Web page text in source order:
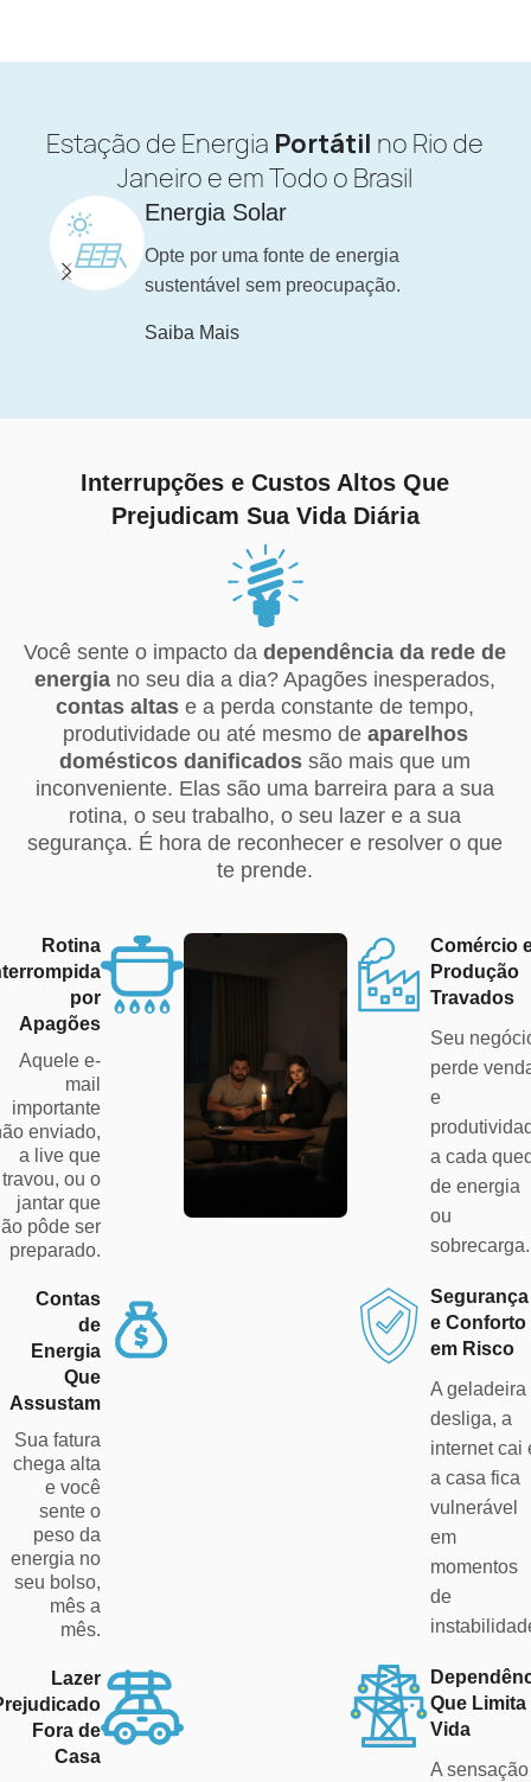
Estação de Energia Portátil no Rio de
Janeiro e em Todo o Brasil
Energia Solar
Opte por uma fonte de energia
sustentável sem preocupação.
Saiba Mais
Interrupções e Custos Altos Que
Prejudicam Sua Vida Diária
Você sente o impacto dadependência da rede de
energia no seu dia a dia? Apagões inesperados,
contas altas e a perda constante de tempo,
produtividade ou até mesmo de aparelhos
domésticos danificados são mais que um
inconveniente. Elas são uma barreira para a sua
rotina, o seu trabalho, o seu lazer e a sua
segurança. É hora de reconhecer e resolver o que
te prende.
Rotina
por
Apagões
Aquele e-
mail
importante
enviado,
a live que
travou, ou o
jantar que
pôde ser
preparado.
Contas
de
Energia
Que
Assustam
Sua fatura
chega alta
e você
sente o
peso da
energia no
seu bolso,
mês a
mês.
Lazer
Fora de
Casa
Comércio
Produção
Travados
Seu
perde
e
a cada
de energia
ou
sobrecarga.
Segurança
e Conforto
em Risco
A geladeira
desliga, a
internet cai
a casa fica
vulnerável
em
momentos
de
Que Limita
Vida
A sensação